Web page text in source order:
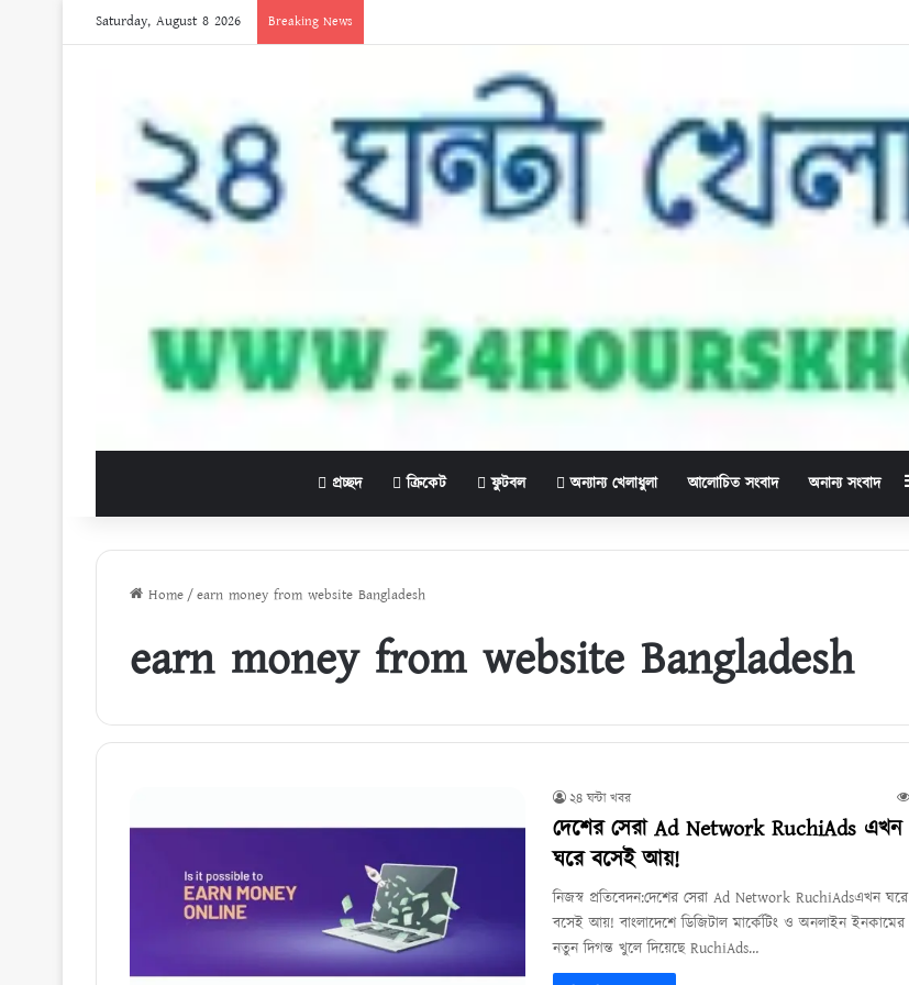
Saturday, August 8 2026 Breaking News
প্রচ্ছদ ক্রিকেট ফুটবল অন্যান্য খেলাধুলা আলোচিত সংবাদ অনান্য সংবাদ
Home/earn money from website Bangladesh
earn money from website Bangladesh
২৪ ঘন্টা খবর
দেশের সেরা Ad Network RuchiAds এখন
ঘরে বসেই আয়!
নিজস্ব প্রতিবেদন:দেশের সেরা Ad Network RuchiAdsএখন ঘরে
বসেই আয়! বাংলাদেশে ডিজিটাল মার্কেটিং ও অনলাইন ইনকামের
নতুন দিগন্ত খুলে দিয়েছে RuchiAds…